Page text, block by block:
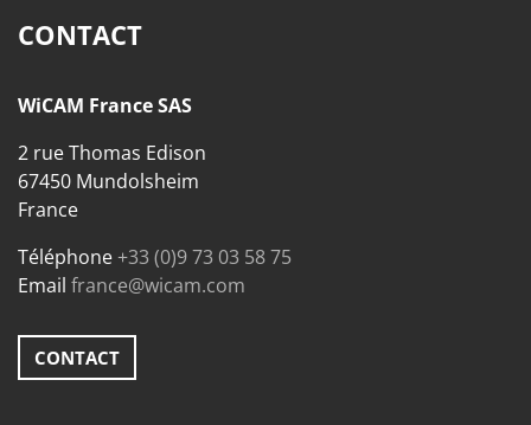
CONTACT
WiCAM France SAS
2 rue Thomas Edison
67450 Mundolsheim
France
Téléphone+33 (0)9 73 03 58 75
Email france@wicam.com
CONTACT